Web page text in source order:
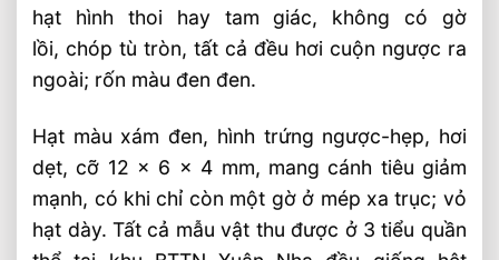
hạt hình thoi hay tam giác, không có gờ
lồi, chóp tù tròn, tất cả đều hơi cuộn ngược ra
ngoài; rốn màu đen đen.
Hạt màu xám đen, hình trứng ngược-hẹp, hơi
dẹt, cỡ 12 x 6 x 4 mm, mang cánh tiêu giảm
mạnh, có khi chỉ còn một gờ ở mép xa trục; vỏ
hạt dày. Tất cả mẫu vật thu được ở 3 tiểu quần